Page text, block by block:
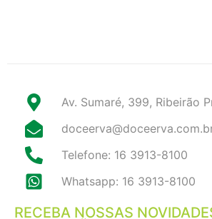
Av. Sumaré, 399, Ribeirão
Telefone: 16 3913-8100
Whatsapp: 16 3913-8100
RECEBA NOSSAS